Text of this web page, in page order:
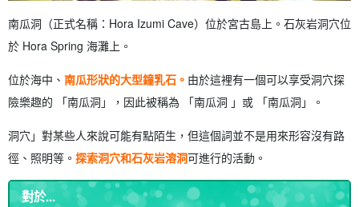
南瓜洞（正式名稱：Hora Izumi Cave）位於宮古島上。 石灰岩洞穴位
於 Hora Spring 海灘上。
位於海中、 南瓜形狀的大型鐘乳石。 由於這裡有一個可以享受洞穴探
險樂趣的 「南瓜洞」，因此被稱為 「南瓜洞 」或 「南瓜洞」。
洞穴」對某些人來說可能有點陌生，但這個詞並不是用來形容沒有路
徑、照明等。 探索洞穴和石灰岩溶洞可進行的活動。
對於...